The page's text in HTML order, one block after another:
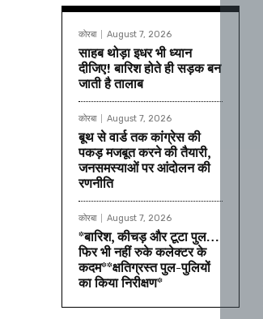
कोरबा August 7, 2026
साहब थोड़ा इधर भी ध्यान
दीजिए! बारिश होते ही सड़क बन
जाती है तालाब
कोरबा August 7, 2026
बूथ से वार्ड तक कांग्रेस की
पकड़ मजबूत करने की तैयारी,
जनसमस्याओं पर आंदोलन की
रणनीति
कोरबा August 7, 2026
*बारिश, कीचड़ और टूटा पुल…
फिर भी नहीं रुके कलेक्टर के
कदम**क्षतिग्रस्त पुल-पुलियों
का किया निरीक्षण*